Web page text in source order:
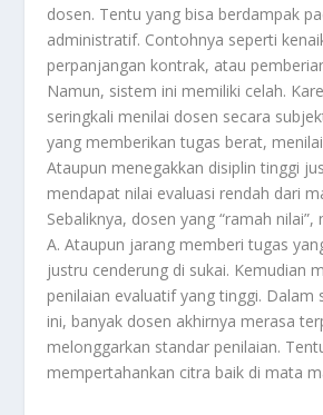
dosen. Tentu yang bisa berdampak
administratif. Contohnya seperti
perpanjangan kontrak, atau
Namun, sistem ini memiliki celah.
seringkali menilai dosen secara
yang memberikan tugas berat,
Ataupun menegakkan disiplin tinggi
mendapat nilai evaluasi rendah dari
Sebaliknya, dosen yang “ramah
A. Ataupun jarang memberi tugas
justru cenderung di sukai. Kemudian
penilaian evaluatif yang tinggi. Dalam
ini, banyak dosen akhirnya merasa
melonggarkan standar penilaian.
mempertahankan citra baik di mata